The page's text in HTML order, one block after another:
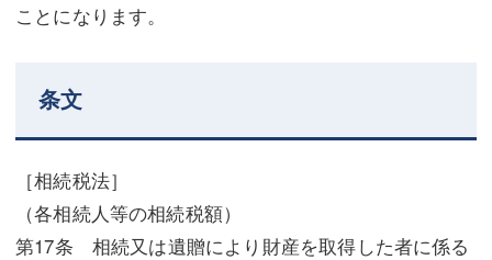
ことになります。
条文
［相続税法］
（各相続人等の相続税額）
第17条 相続又は遺贈により財産を取得した者に係る